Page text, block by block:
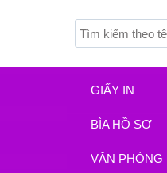
GIẤY IN
BÌA HỒ SƠ